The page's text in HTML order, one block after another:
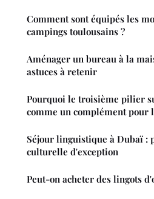
Comment sont équipés les
campings toulousains ?
Aménager un bureau à la
astuces à retenir
Pourquoi le troisième pilier
comme un complément pour
Séjour linguistique à Dubaï :
culturelle d'exception
Peut-on acheter des lingots